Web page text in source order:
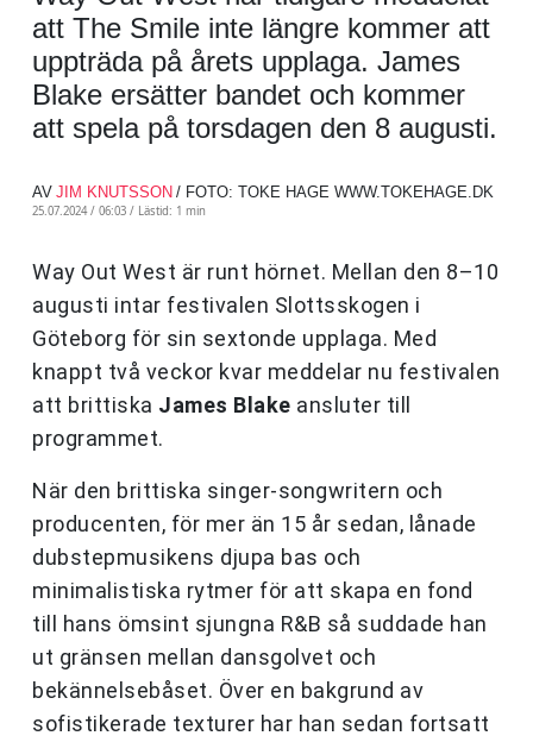
att The Smile inte längre kommer att
uppträda på årets upplaga. James
Blake ersätter bandet och kommer
att spela på torsdagen den 8 augusti.
AV JIM KNUTSSON / FOTO: TOKE HAGE WWW.TOKEHAGE.DK
25.07.2024 / 06:03 / Lästid: 1 min
Way Out West är runt hörnet. Mellan den 8–10
augusti intar festivalen Slottsskogen i
Göteborg för sin sextonde upplaga. Med
knappt två veckor kvar meddelar nu festivalen
att brittiska James Blake ansluter till
programmet.
När den brittiska singer-songwritern och
producenten, för mer än 15 år sedan, lånade
dubstepmusikens djupa bas och
minimalistiska rytmer för att skapa en fond
till hans ömsint sjungna R&B så suddade han
ut gränsen mellan dansgolvet och
bekännelsebåset. Över en bakgrund av
sofistikerade texturer har han sedan fortsatt